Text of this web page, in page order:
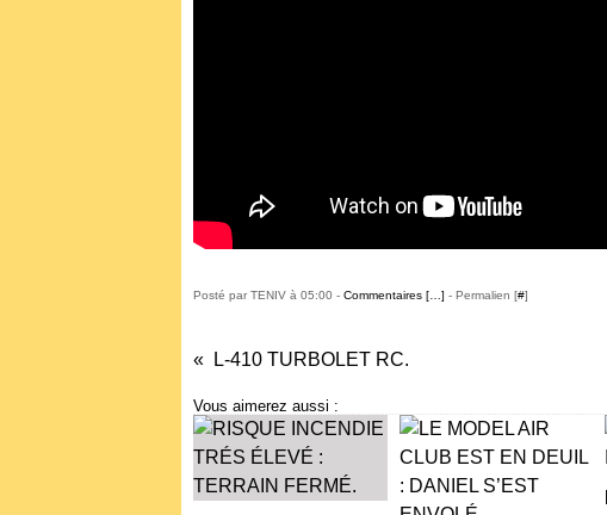
Posté par TENIV à 05:00 - Commentaires [ ] - Permalien [#]
L-410 TURBOLET RC.
Vous aimerez aussi :